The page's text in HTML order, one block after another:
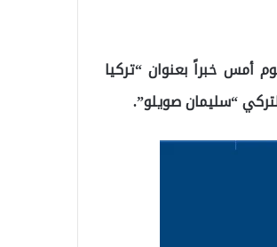
أمس خبراً بعنوان “تركيا
“سليمان صويلو”.